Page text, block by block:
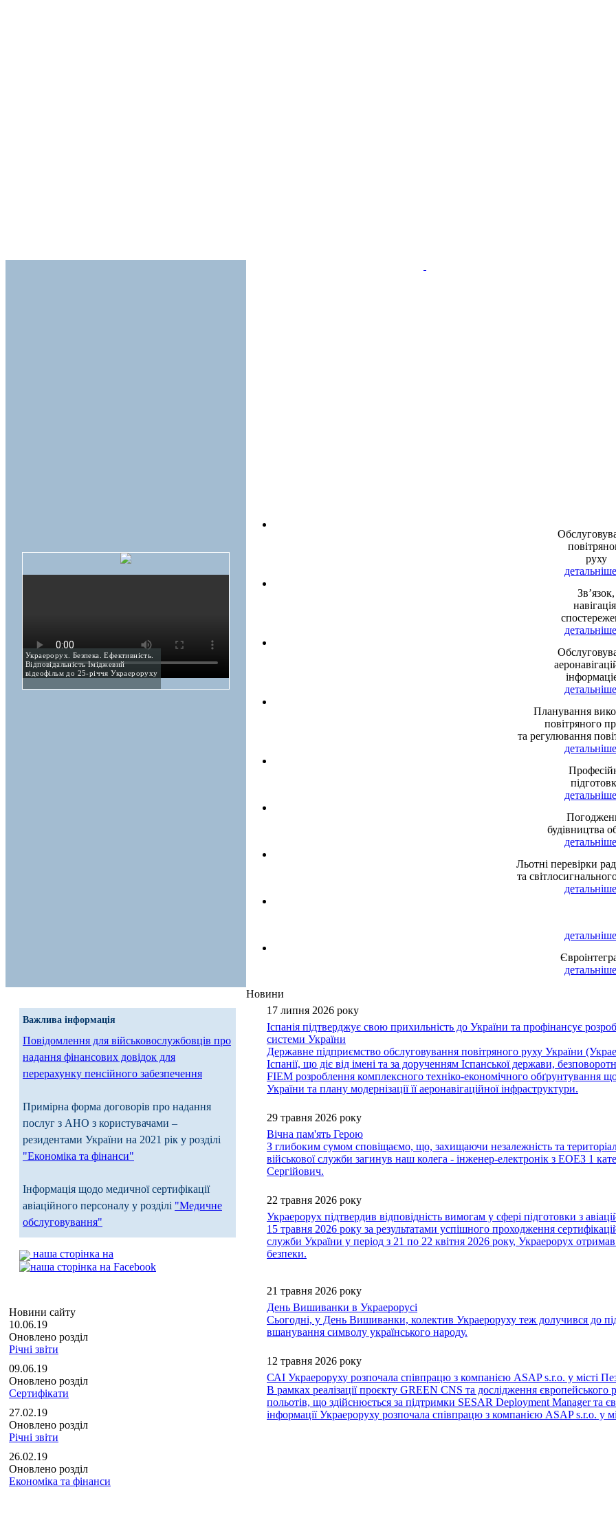
Украерорух. Безпека. Ефективність.
Відповідальність Іміджевий
відеофільм до 25-річчя Украероруху
руху
Зв’язок,
Планування
повітряного
та регулювання
будівництва
Льотні перевірки
та
Важлива інформація
Повідомлення для військовослужбовців про
надання фінансових довідок для
перерахунку пенсійного забезпечення
Примірна форма договорів про надання
послуг з АНО з користувачами –
резидентами України на 2021 рік у розділі
"Економіка та фінанси"
Інформація щодо медичної сертифікації
авіаційного персоналу у розділі "Медичне
обслуговування"
наша сторінка на
Новини сайту
10.06.19
Оновлено розділ
Річні звіти
09.06.19
Оновлено розділ
Сертифікати
27.02.19
Оновлено розділ
Річні звіти
26.02.19
Оновлено розділ
Економіка та фінанси
Новини
17 липня 2026 року
Іспанія підтверджує свою прихильність до України та профінансує
системи України
Державне підприємство обслуговування повітряного руху України
Іспанії, що діє від імені та за дорученням Іспанської держави,
FIEM розроблення комплексного техніко-економічного обґрунтування
України та плану модернізації її аеронавігаційної інфраструктури.
29 травня 2026 року
Вічна пам'ять Герою
З глибоким сумом сповіщаємо, що, захищаючи незалежність та
військової служби загинув наш колега - інженер-електронік з ЕОЕЗ
Сергійович.
22 травня 2026 року
Украерорух підтвердив відповідність вимогам у сфері підготовки з
15 травня 2026 року за результатами успішного проходження
служби України у період з 21 по 22 квітня 2026 року, Украерорух
безпеки.
21 травня 2026 року
День Вишиванки в Украерорусі
Сьогодні, у День Вишиванки, колектив Украероруху теж долучився до
вшанування символу українського народу.
12 травня 2026 року
САІ Украероруху розпочала співпрацю з компанією ASAP s.r.o. у місті
В рамках реалізації проєкту GREEN CNS та дослідження
польотів, що здійснюється за підтримки SESAR Deployment Manager та
інформації Украероруху розпочала співпрацю з компанією ASAP s.r.o. у